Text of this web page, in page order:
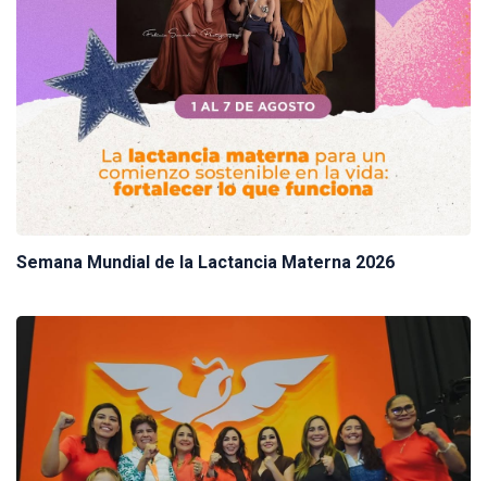
Semana Mundial de la Lactancia Materna 2026